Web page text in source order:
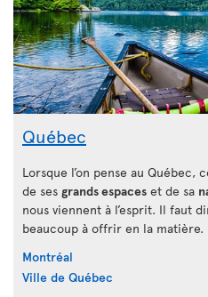
Québec
Lorsque l’on pense au Québec,
de ses grands espaces et de sa
nous viennent à l’esprit. Il faut
beaucoup à offrir en la matière.
Montréal
Ville de Québec